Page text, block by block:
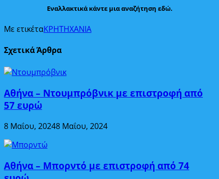
Εναλλακτικά κάντε μια αναζήτηση εδώ.
Με ετικέταΚΡΗΤΗΧΑΝΙΑ
Σχετικά Άρθρα
Αθήνα – Ντουμπρόβνικ με επιστροφή από
57 ευρώ
8 Μαΐου, 20248 Μαΐου, 2024
Αθήνα – Μπορντό με επιστροφή από 74